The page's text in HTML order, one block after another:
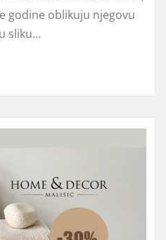
godine oblikuju njegovu
sliku…